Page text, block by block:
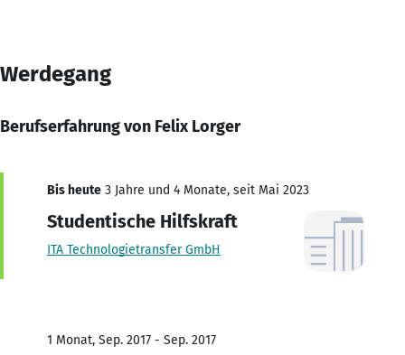
Werdegang
Berufserfahrung von Felix Lorger
Bis heute 3 Jahre und 4 Monate, seit Mai 2023
Studentische Hilfskraft
ITA Technologietransfer GmbH
1 Monat, Sep. 2017 - Sep. 2017